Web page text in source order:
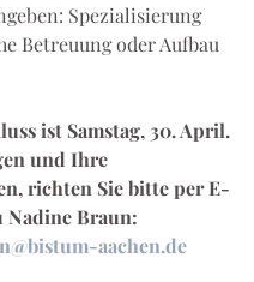
Spezialisierung
Betreuung oder Aufbau
ist Samstag, 30. April.
und Ihre
richten Sie bitte per E-
Nadine Braun:
aachen.de